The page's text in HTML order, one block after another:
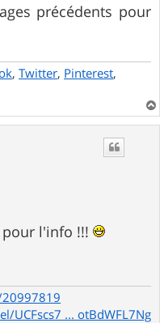
précédents pour
, Twitter, Pinterest,
a
l'info !!!
UCFscs7 ... otBdWFL7Ng